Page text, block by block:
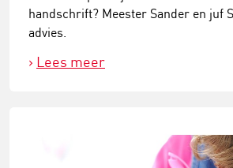
handschrift? Meester Sander en juf
advies.
Lees meer